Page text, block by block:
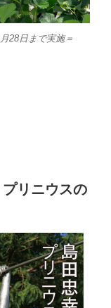
28日まで実施＝
リニウスの